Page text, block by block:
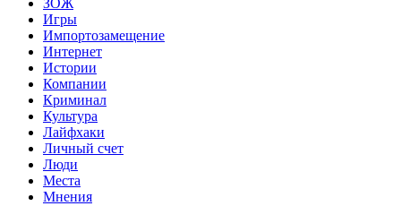
Игры
Импортозамещение
Интернет
Истории
Компании
Криминал
Культура
Лайфхаки
Личный счет
Люди
Места
Мнения